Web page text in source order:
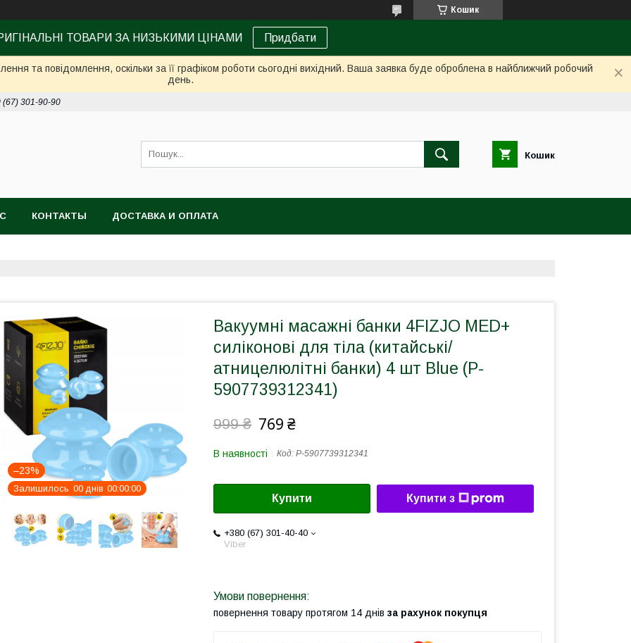
Кошик
ТОВАРИ ЗА НИЗЬКИМИ ЦІНАМИ Придбати
та повідомлення, оскільки за її графіком роботи сьогодні вихідний. Ваша заявка буде оброблена в найближчий робочий
день.
(67) 301-90-90
Кошик
КОНТАКТЫ ДОСТАВКА И ОПЛАТА
–23%
Залишилось 00 днів 00 00 00
Вакуумні масажні банки 4FIZJO MED+
силіконові для тіла (китайські/
атницелюлітні банки) 4 шт Blue (P-
5907739312341)
999 ₴ 769 ₴
В наявності Код: P-5907739312341
Купити Купити з
+380 (67) 301-40-40
Viber
повернення товару протягом 14 днів за рахунок покупця